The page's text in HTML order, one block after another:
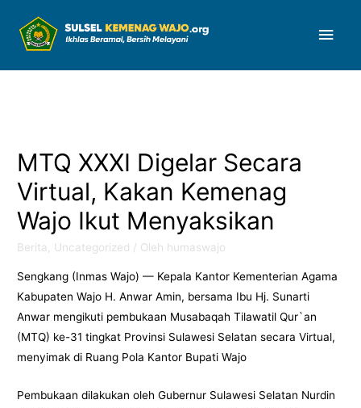
MTQ XXXI Digelar Secara
Virtual, Kakan Kemenag
Wajo Ikut Menyaksikan
Berita Uncategorized / Oleh humaswajo
Sengkang (Inmas Wajo) — Kepala Kantor Kementerian Agama
Kabupaten Wajo H. Anwar Amin, bersama Ibu Hj. Sunarti
Anwar mengikuti pembukaan Musabaqah Tilawatil Qur`an
(MTQ) ke-31 tingkat Provinsi Sulawesi Selatan secara Virtual,
menyimak di Ruang Pola Kantor Bupati Wajo
Pembukaan dilakukan oleh Gubernur Sulawesi Selatan Nurdin